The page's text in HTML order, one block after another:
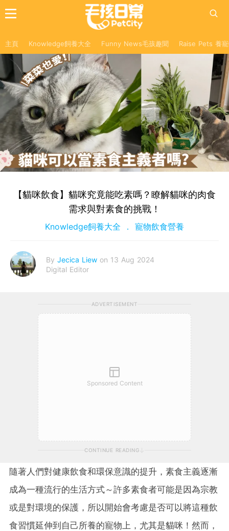
主頁 Knowledge飼養大全 Funny News毛孩趣聞 Raise Pets 養
【貓咪飲食】貓咪究竟能吃素嗎？瞭解貓咪的肉食
需求與對素食的挑戰！
Knowledge飼養大全 寵物飲食營養
By Jecica Liew on 13 Aug 2024
Digital Editor
ADVERTISEMENT
Sponsored Content
CONTINUE READING
隨著人們對健康飲食和環保意識的提升，素食主義逐漸
成為一種流行的生活方式～許多素食者可能是因為宗教
或是對環境的保護，所以開始會考慮是否可以將這種飲
食習慣延伸到自己所養的寵物上，尤其是貓咪！然而，